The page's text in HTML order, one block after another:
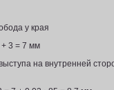
у края
+ 3 = 7 мм
на внутренней